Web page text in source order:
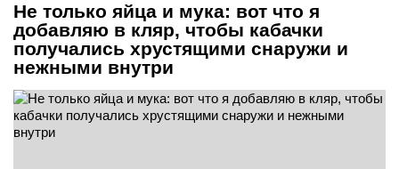
Не только яйца и мука: вот что я
добавляю в кляр, чтобы кабачки
получались хрустящими снаружи и
нежными внутри